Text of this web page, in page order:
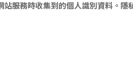
服務時收集到的個人識別資料。